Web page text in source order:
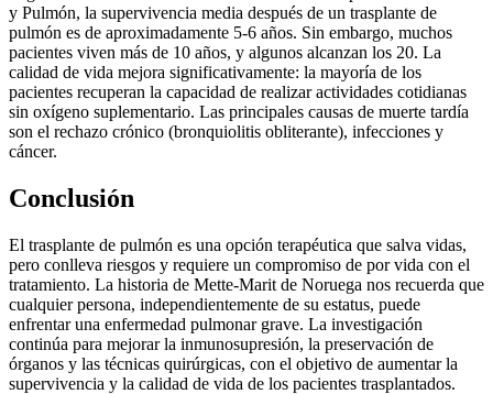
y Pulmón, la supervivencia media después de un trasplante de
pulmón es de aproximadamente 5-6 años. Sin embargo, muchos
pacientes viven más de 10 años, y algunos alcanzan los 20. La
calidad de vida mejora significativamente: la mayoría de los
pacientes recuperan la capacidad de realizar actividades cotidianas
sin oxígeno suplementario. Las principales causas de muerte tardía
son el rechazo crónico (bronquiolitis obliterante), infecciones y
cáncer.
Conclusión
El trasplante de pulmón es una opción terapéutica que salva vidas,
pero conlleva riesgos y requiere un compromiso de por vida con el
tratamiento. La historia de Mette-Marit de Noruega nos recuerda que
cualquier persona, independientemente de su estatus, puede
enfrentar una enfermedad pulmonar grave. La investigación
continúa para mejorar la inmunosupresión, la preservación de
órganos y las técnicas quirúrgicas, con el objetivo de aumentar la
supervivencia y la calidad de vida de los pacientes trasplantados.